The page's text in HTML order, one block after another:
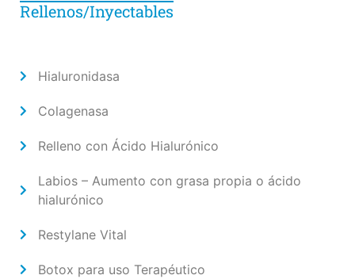
Rellenos/Inyectables
Hialuronidasa
Colagenasa
Relleno con Ácido Hialurónico
Labios – Aumento con grasa propia o ácido
hialurónico
Restylane Vital
Botox para uso Terapéutico